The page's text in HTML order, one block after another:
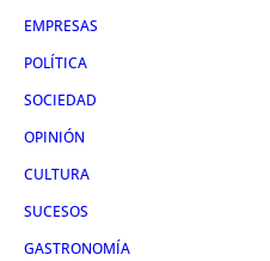
EMPRESAS
POLÍTICA
SOCIEDAD
OPINIÓN
CULTURA
SUCESOS
GASTRONOMÍA